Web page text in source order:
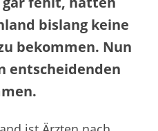
bislang keine
bekommen. Nun
entscheidenden